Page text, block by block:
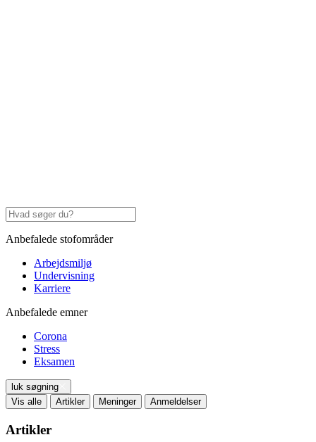
Anbefalede stofområder
Arbejdsmiljø
Undervisning
Karriere
Anbefalede emner
Corona
Stress
Eksamen
luk søgning
Vis alle
Artikler Meninger Anmeldelser
Artikler